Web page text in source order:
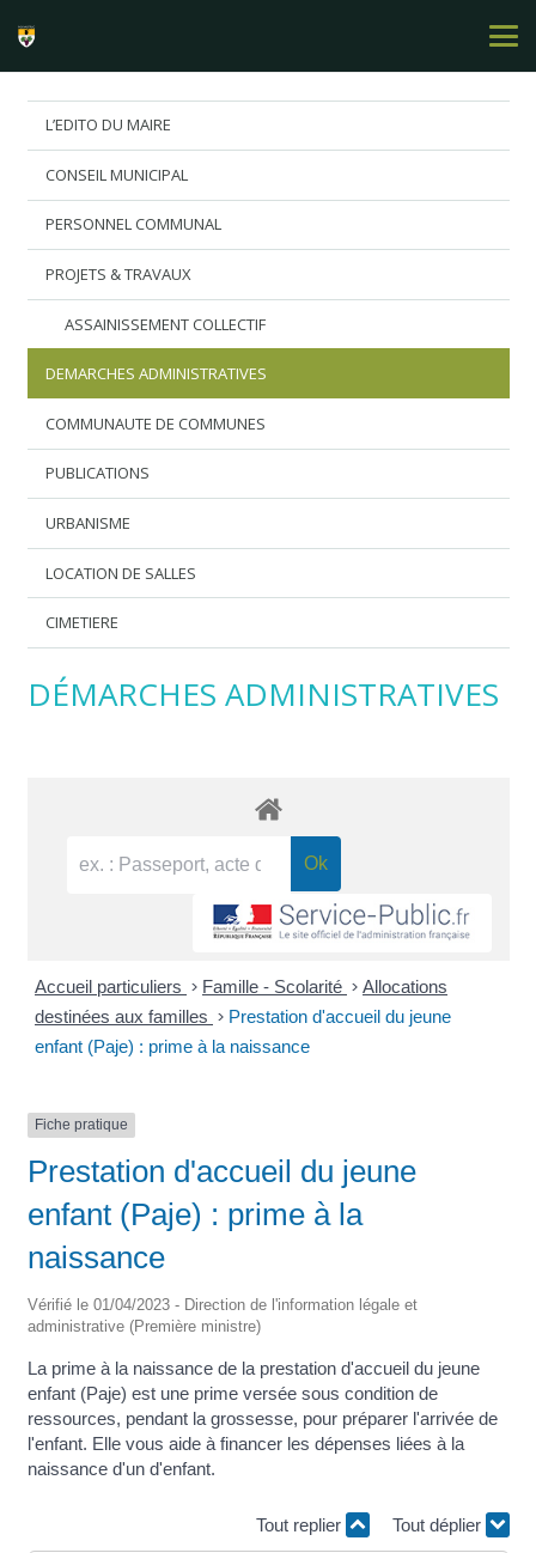
L’EDITO DU MAIRE
CONSEIL MUNICIPAL
PERSONNEL COMMUNAL
PROJETS & TRAVAUX
ASSAINISSEMENT COLLECTIF
DEMARCHES ADMINISTRATIVES
COMMUNAUTE DE COMMUNES
PUBLICATIONS
URBANISME
LOCATION DE SALLES
CIMETIERE
DÉMARCHES ADMINISTRATIVES
Accueil particuliers > Famille - Scolarité > Allocations
destinées aux familles > Prestation d'accueil du jeune
enfant (Paje) : prime à la naissance
Fiche pratique
Prestation d'accueil du jeune
enfant (Paje) : prime à la
naissance
Vérifié le 01/04/2023 - Direction de l'information légale et
administrative (Première ministre)
La prime à la naissance de la prestation d'accueil du jeune
enfant (Paje) est une prime versée sous condition de
ressources, pendant la grossesse, pour préparer l'arrivée de
l'enfant. Elle vous aide à financer les dépenses liées à la
naissance d'un d'enfant.
Tout replier Tout déplier